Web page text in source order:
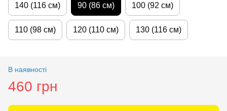
140 (116 см) 90 (86 см) 100 (92 см)
110 (98 см) 120 (110 см) 130 (116 см)
В наявності
460 грн